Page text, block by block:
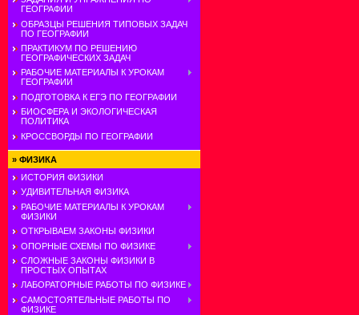
ГЕОГРАФИИ
ОБРАЗЦЫ РЕШЕНИЯ ТИПОВЫХ ЗАДАЧ
ПО ГЕОГРАФИИ
ПРАКТИКУМ ПО РЕШЕНИЮ
ГЕОГРАФИЧЕСКИХ ЗАДАЧ
РАБОЧИЕ МАТЕРИАЛЫ К УРОКАМ
ГЕОГРАФИИ
ПОДГОТОВКА К ЕГЭ ПО ГЕОГРАФИИ
БИОСФЕРА И ЭКОЛОГИЧЕСКАЯ
ПОЛИТИКА
КРОССВОРДЫ ПО ГЕОГРАФИИ
» ФИЗИКА
ИСТОРИЯ ФИЗИКИ
УДИВИТЕЛЬНАЯ ФИЗИКА
РАБОЧИЕ МАТЕРИАЛЫ К УРОКАМ
ФИЗИКИ
ОТКРЫВАЕМ ЗАКОНЫ ФИЗИКИ
ОПОРНЫЕ СХЕМЫ ПО ФИЗИКЕ
СЛОЖНЫЕ ЗАКОНЫ ФИЗИКИ В
ПРОСТЫХ ОПЫТАХ
ЛАБОРАТОРНЫЕ РАБОТЫ ПО ФИЗИКЕ
САМОСТОЯТЕЛЬНЫЕ РАБОТЫ ПО
ФИЗИКЕ